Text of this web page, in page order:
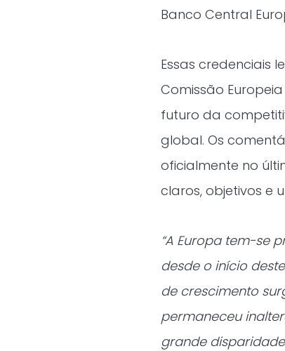
Banco Central
Essas credenciais
Comissão
futuro da
global. Os
oficialmente no
claros, objetivos e
“A Europa tem-se
desde o início
de crescimento
permaneceu
grande disparidade